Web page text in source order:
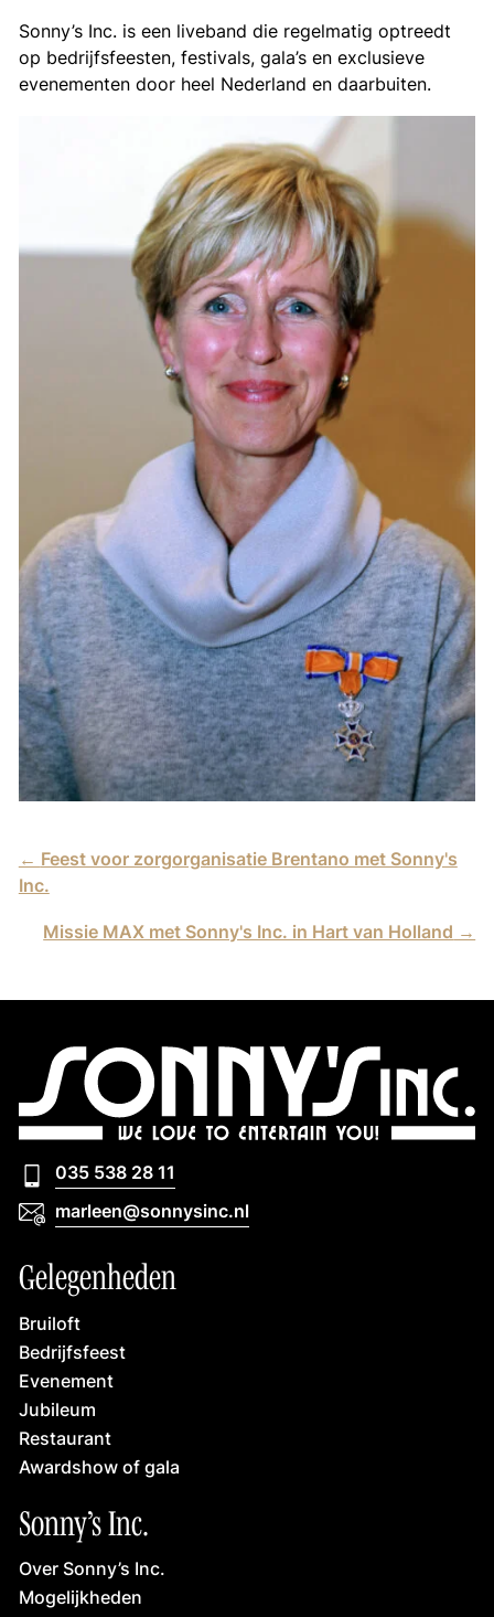
Sonny’s Inc. is een liveband die regelmatig optreedt
op bedrijfsfeesten, festivals, gala’s en exclusieve
evenementen door heel Nederland en daarbuiten.
← Feest voor zorgorganisatie Brentano met Sonny's
Inc.
Missie MAX met Sonny's Inc. in Hart van Holland →
035 538 28 11
035 538 28 11
marleen@sonnysinc.nl
Gelegenheden
Bruiloft
Bedrijfsfeest
Evenement
Jubileum
Restaurant
Awardshow of gala
Sonny’s Inc.
Over Sonny’s Inc.
Mogelijkheden